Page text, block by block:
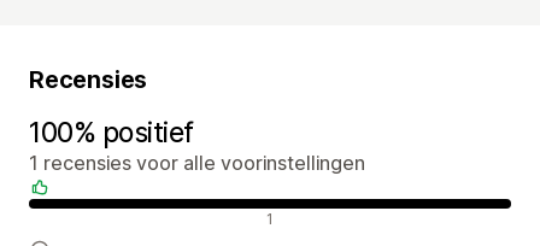
Recensies
100% positief
1 recensies voor alle voorinstellingen
Positieve recensies 1